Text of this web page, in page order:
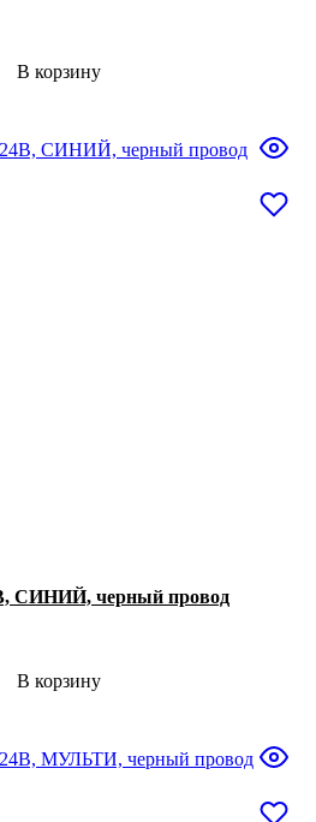
В корзину
СИНИЙ, черный провод
В корзину